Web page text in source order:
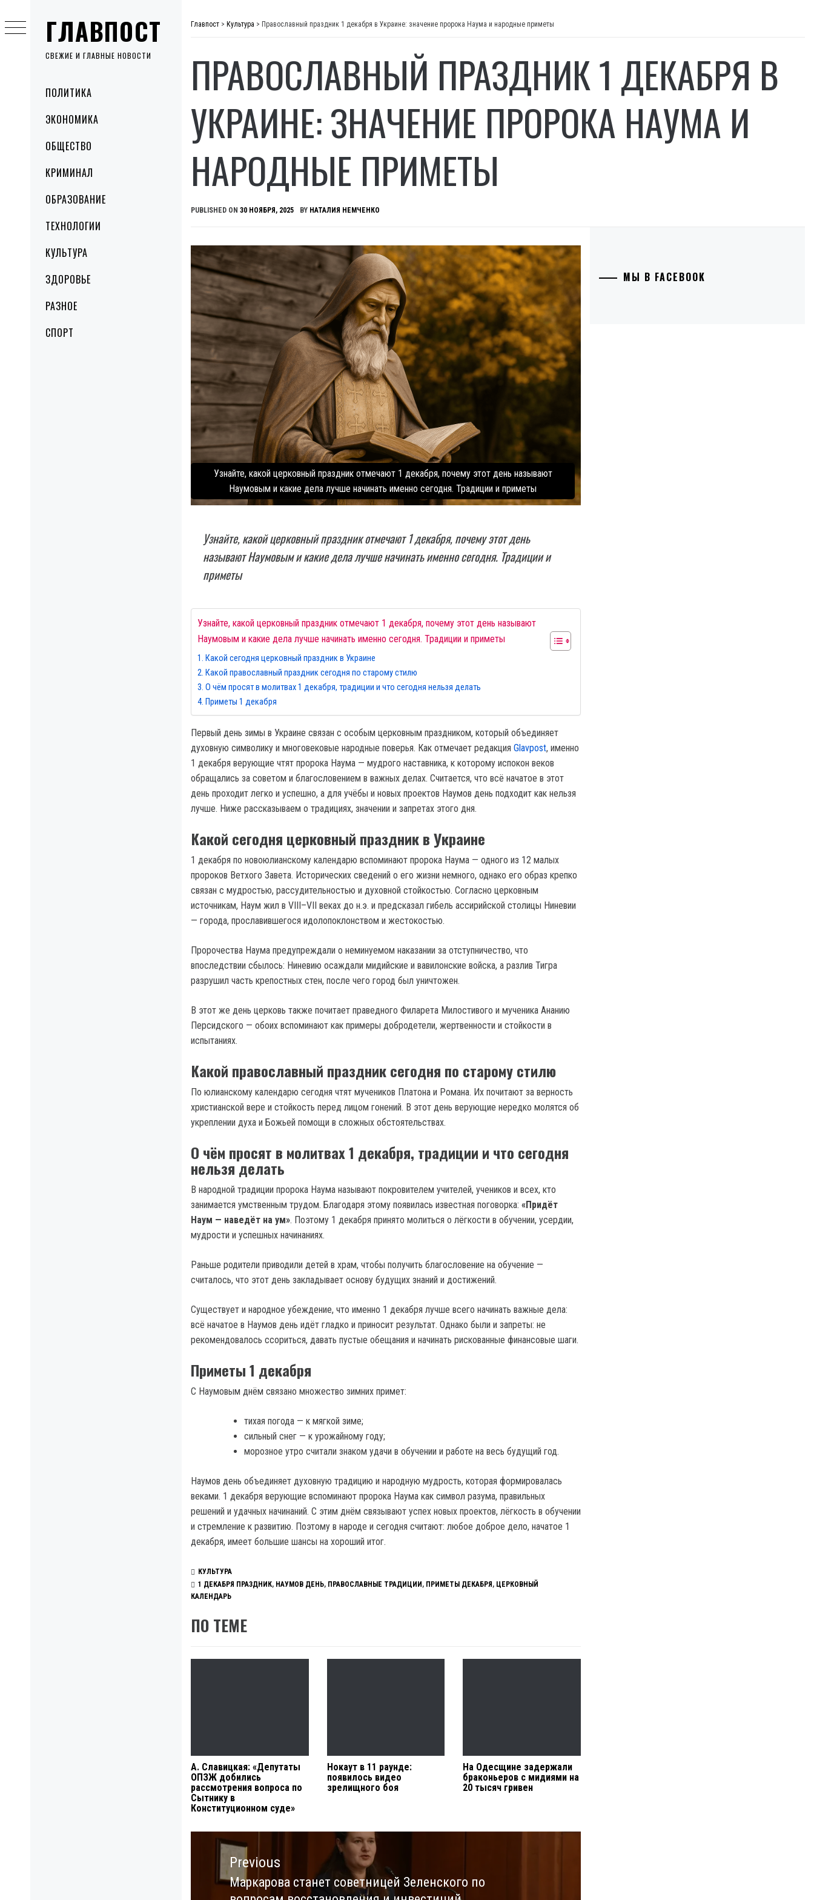
ГЛАВПОСТ
СВЕЖИЕ И ГЛАВНЫЕ НОВОСТИ
MenuПОЛИТИКА
ЭКОНОМИКА
ОБЩЕСТВО
КРИМИНАЛ
ОБРАЗОВАНИЕ
ТЕХНОЛОГИИ
КУЛЬТУРА
ЗДОРОВЬЕ
РАЗНОЕ
СПОРТ
to
content
Главпост > Культура > Православный праздник 1 декабря в Украине: значение пророка Наума и народные приметы
ПРАВОСЛАВНЫЙ ПРАЗДНИК 1 ДЕКАБРЯ В
УКРАИНЕ: ЗНАЧЕНИЕ ПРОРОКА НАУМА И
НАРОДНЫЕ ПРИМЕТЫ
PUBLISHED ON 30 НОЯБРЯ, 2025 BY НАТАЛИЯ НЕМЧЕНКО
Узнайте, какой церковный праздник отмечают 1 декабря, почему этот день называют
Наумовым и какие дела лучше начинать именно сегодня. Традиции и приметы
Узнайте, какой церковный праздник отмечают 1 декабря, почему этот день
называют Наумовым и какие дела лучше начинать именно сегодня. Традиции и
приметы
Узнайте, какой церковный праздник отмечают 1 декабря, почему этот день называют
Наумовым и какие дела лучше начинать именно сегодня. Традиции и приметы
Какой сегодня церковный праздник в Украине
Какой православный праздник сегодня по старому стилю
О чём просят в молитвах 1 декабря, традиции и что сегодня нельзя делать
Приметы 1 декабря
Первый день зимы в Украине связан с особым церковным праздником, который объединяет
духовную символику и многовековые народные поверья. Как отмечает редакция Glavpost, именно
1 декабря верующие чтят пророка Наума — мудрого наставника, к которому испокон веков
обращались за советом и благословением в важных делах. Считается, что всё начатое в этот
день проходит легко и успешно, а для учёбы и новых проектов Наумов день подходит как нельзя
лучше. Ниже рассказываем о традициях, значении и запретах этого дня.
Какой сегодня церковный праздник в Украине
1 декабря по новоюлианскому календарю вспоминают пророка Наума — одного из 12 малых
пророков Ветхого Завета. Исторических сведений о его жизни немного, однако его образ крепко
связан с мудростью, рассудительностью и духовной стойкостью. Согласно церковным
источникам, Наум жил в VIII–VII веках до н.э. и предсказал гибель ассирийской столицы Ниневии
— города, прославившегося идолопоклонством и жестокостью.
Пророчества Наума предупреждали о неминуемом наказании за отступничество, что
впоследствии сбылось: Ниневию осаждали мидийские и вавилонские войска, а разлив Тигра
разрушил часть крепостных стен, после чего город был уничтожен.
В этот же день церковь также почитает праведного Филарета Милостивого и мученика Ананию
Персидского — обоих вспоминают как примеры добродетели, жертвенности и стойкости в
испытаниях.
Какой православный праздник сегодня по старому стилю
По юлианскому календарю сегодня чтят мучеников Платона и Романа. Их почитают за верность
христианской вере и стойкость перед лицом гонений. В этот день верующие нередко молятся об
укреплении духа и Божьей помощи в сложных обстоятельствах.
О чём просят в молитвах 1 декабря, традиции и что сегодня
нельзя делать
В народной традиции пророка Наума называют покровителем учителей, учеников и всех, кто
занимается умственным трудом. Благодаря этому появилась известная поговорка: «Придёт
Наум — наведёт на ум». Поэтому 1 декабря принято молиться о лёгкости в обучении, усердии,
мудрости и успешных начинаниях.
Раньше родители приводили детей в храм, чтобы получить благословение на обучение —
считалось, что этот день закладывает основу будущих знаний и достижений.
Существует и народное убеждение, что именно 1 декабря лучше всего начинать важные дела:
всё начатое в Наумов день идёт гладко и приносит результат. Однако были и запреты: не
рекомендовалось ссориться, давать пустые обещания и начинать рискованные финансовые шаги.
Приметы 1 декабря
С Наумовым днём связано множество зимних примет:
тихая погода — к мягкой зиме;
сильный снег — к урожайному году;
морозное утро считали знаком удачи в обучении и работе на весь будущий год.
Наумов день объединяет духовную традицию и народную мудрость, которая формировалась
веками. 1 декабря верующие вспоминают пророка Наума как символ разума, правильных
решений и удачных начинаний. С этим днём связывают успех новых проектов, лёгкость в обучении
и стремление к развитию. Поэтому в народе и сегодня считают: любое доброе дело, начатое 1
декабря, имеет большие шансы на хороший итог.
КУЛЬТУРА
1 ДЕКАБРЯ ПРАЗДНИК, НАУМОВ ДЕНЬ, ПРАВОСЛАВНЫЕ ТРАДИЦИИ , ПРИМЕТЫ ДЕКАБРЯ , ЦЕРКОВНЫЙ
КАЛЕНДАРЬ
ПО ТЕМЕ
А. Славицкая: «Депутаты
ОПЗЖ добились
рассмотрения вопроса по
Сытнику в
Конституционном суде»
Нокаут в 11 раунде:
появилось видео
зрелищного боя
На Одесщине задержали
браконьеров с мидиями на
20 тысяч гривен
Навигация
записямPrevious
Previous
Маркарова станет советницей Зеленского по
МЫ В FACEBOOK